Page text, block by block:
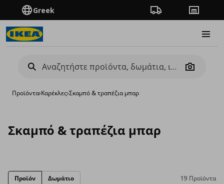
Greek Πορεία παραγγελίας
Camera
Προϊόντα›Καρέκλες›Σκαμπό & τραπέζια μπαρ
Σκαμπό & τραπέζια μπαρ
19 Προϊόντα
Προϊόν Δωμάτιο